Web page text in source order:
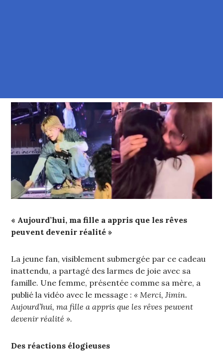
« Aujourd’hui, ma fille a appris que les rêves
peuvent devenir réalité »
La jeune fan, visiblement submergée par ce cadeau
inattendu, a partagé des larmes de joie avec sa
famille. Une femme, présentée comme sa mère, a
publié la vidéo avec le message :« Merci, Jimin.
Aujourd’hui, ma fille a appris que les rêves peuvent
devenir réalité ».
Des réactions élogieuses